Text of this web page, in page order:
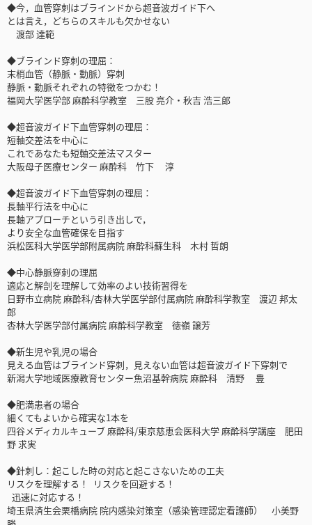
◆今，血管穿刺はブラインドから超音波ガイド下へ
とは言え，どちらのスキルも欠かせない
渡部 達範
◆ブラインド穿刺の理屈：
末梢血管（静脈・動脈）穿刺
静脈・動脈それぞれの特徴をつかむ！
福岡大学医学部 麻酔科学教室 三股 亮介・秋吉 浩三郎
◆超音波ガイド下血管穿刺の理屈：
短軸交差法を中心に
これであなたも短軸交差法マスター
大阪母子医療センター 麻酔科 竹下 淳
◆超音波ガイド下血管穿刺の理屈：
長軸平行法を中心に
長軸アプローチという引き出しで，
より安全な血管確保を目指す
浜松医科大学医学部附属病院 麻酔科蘇生科 木村 哲朗
◆中心静脈穿刺の理屈
適応と解剖を理解して効率のよい技術習得を
日野市立病院 麻酔科/杏林大学医学部付属病院 麻酔科学教室 渡辺 邦太
郎
杏林大学医学部付属病院 麻酔科学教室 徳嶺 譲芳
◆新生児や乳児の場合
見える血管はブラインド穿刺，見えない血管は超音波ガイド下穿刺で
新潟大学地域医療教育センター魚沼基幹病院 麻酔科 清野 豊
◆肥満患者の場合
細くてもよいから確実な1本を
四谷メディカルキューブ 麻酔科/東京慈恵会医科大学 麻酔科学講座 肥田
野 求実
◆針刺し：起こした時の対応と起こさないための工夫
リスクを理解する！ リスクを回避する！
迅速に対応する！
埼玉県済生会栗橋病院 院内感染対策室（感染管理認定看護師） 小美野